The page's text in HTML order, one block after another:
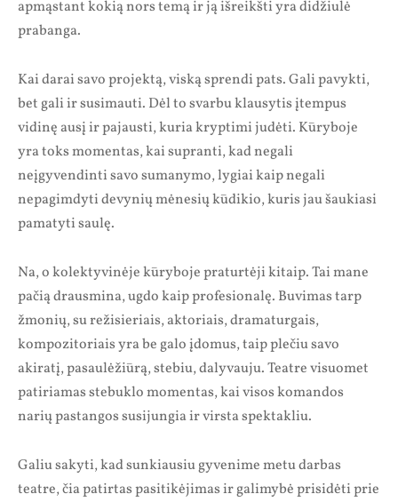
apmąstant kokią nors temą ir ją išreikšti yra didžiulė
prabanga.
Kai darai savo projektą, viską sprendi pats. Gali pavykti,
bet gali ir susimauti. Dėl to svarbu klausytis įtempus
vidinę ausį ir pajausti, kuria kryptimi judėti. Kūryboje
yra toks momentas, kai supranti, kad negali
neįgyvendinti savo sumanymo, lygiai kaip negali
nepagimdyti devynių mėnesių kūdikio, kuris jau šaukiasi
pamatyti saulę.
Na, o kolektyvinėje kūryboje praturtėji kitaip. Tai mane
pačią drausmina, ugdo kaip profesionalę. Buvimas tarp
žmonių, su režisieriais, aktoriais, dramaturgais,
kompozitoriais yra be galo įdomus, taip plečiu savo
akiratį, pasaulėžiūrą, stebiu, dalyvauju. Teatre visuomet
patiriamas stebuklo momentas, kai visos komandos
narių pastangos susijungia ir virsta spektakliu.
Galiu sakyti, kad sunkiausiu gyvenime metu darbas
teatre, čia patirtas pasitikėjimas ir galimybė prisidėti prie